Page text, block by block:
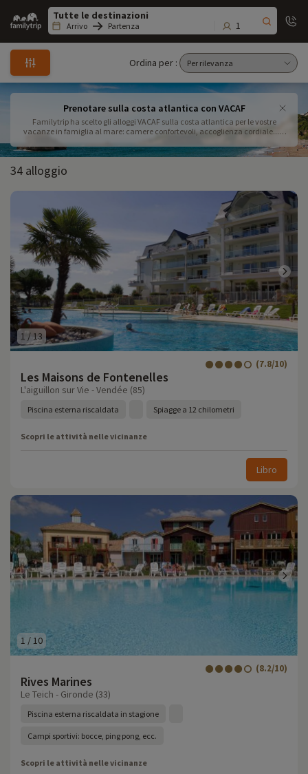
Family
trip
Arrivo Partenza 1
Ordina per :
Prenotare sulla costa atlantica con VACAF
Familytrip ha scelto gli alloggi VACAF sulla costa atlantica per le vostre
vacanze in famiglia al mare: camere confortevoli, accoglienza cordiale... e
09.72.26.99.33 per maggiori informazioni.
34 alloggio
1 / 13
Les Maisons de Fontenelles
(7.8/10)
L'aiguillon sur Vie - Vendée (85)
Piscina esterna riscaldata Spiagge a 12 chilometri
Scopri le attività nelle vicinanze
Libro
1 /10
Rives Marines
(8.2/10)
Le Teich - Gironde (33)
Piscina esterna riscaldata in stagione
Campi sportivi: bocce, ping pong, ecc.
Scopri le attività nelle vicinanze